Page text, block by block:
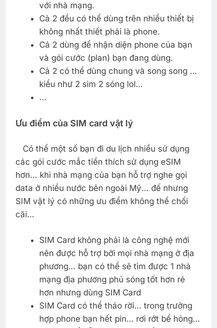
với nhà mạng.
Cả 2 đều có thể dùng trên nhiều thiết bị
không nhất thiết phải là phone.
Cả 2 dùng để nhận diện phone của bạn
và gói cước (plan) bạn đang dùng.
Cả 2 có thể dùng chung và song song …
kiểu như 2 sim 2 sóng lol…
…
Ưu điểm của SIM card vật lý
Có thể một số bạn đi du lịch nhiều sử dụng
các gói cước mắc tiền thích sử dụng eSIM
hơn… khi nhà mạng của bạn hỗ trợ nghe gọi
data ở nhiều nước bên ngoài Mỹ… đế nhưng
SIM vật lý có những ưu điểm không thể chối
cãi…
SIM Card không phải là công nghệ mới
nên được hỗ trợ bởi mọi nhà mạng ở địa
phương… bạn có thể sẽ tìm được 1 nhà
mạng địa phương phủ sóng tốt hơn rẻ
hơn nhưng dùng SIM Card
SIM Card có thể tháo rời… trong trường
hợp phone bạn hết pin… rơi rớt bể hỏng…